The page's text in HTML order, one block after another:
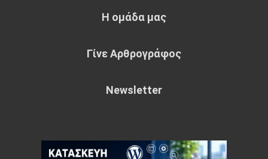
Η ομάδα μας
Γίνε Αρθρογράφος
Newsletter